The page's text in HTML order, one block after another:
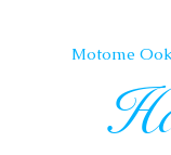
Motome